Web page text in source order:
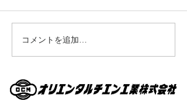
コメントを追加…